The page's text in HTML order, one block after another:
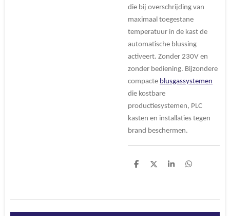
die bij overschrijding van
maximaal toegestane
temperatuur in de kast de
automatische blussing
activeert. Zonder 230V en
zonder bediening. Bijzondere
compacte blusgassystemen
die kostbare
productiesystemen, PLC
kasten en installaties tegen
brand beschermen.
D
D
S
D